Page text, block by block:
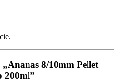
8/10mm Pellet
200ml”